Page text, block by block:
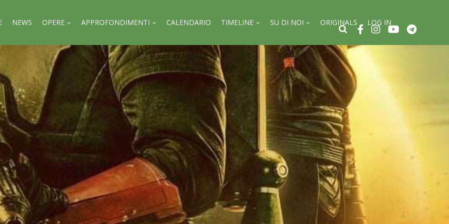
NEWS OPERE APPROFONDIMENTI CALENDARIO TIMELINE SU DI NOI ORIGINALS LOG IN